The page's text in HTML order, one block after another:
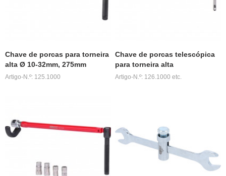
Chave de porcas para torneira
alta Ø 10-32mm, 275mm
Artigo-N.º: 125.1000
Chave de porcas telescópica
para torneira alta
Artigo-N.º: 126.1000 etc.